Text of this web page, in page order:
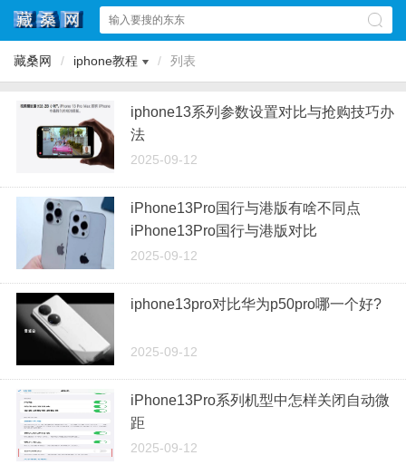
藏桑网 / iphone教程 / 列表
iphone13系列参数设置对比与抢购技巧办
法
2025-09-12
iPhone13Pro国行与港版有啥不同点
iPhone13Pro国行与港版对比
2025-09-12
iphone13pro对比华为p50pro哪一个好?
2025-09-12
iPhone13Pro系列机型中怎样关闭自动微
距
2025-09-12